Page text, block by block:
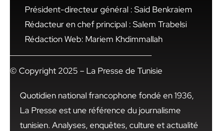
Président-directeur général : Said Benkraiem
Rédacteur en chef principal : Salem Trabelsi
Rédaction Web: Mariem Khdimmallah
© Copyright 2025 – La Presse de Tunisie
Quotidien national francophone fondé en 1936,
La Presse est une référence du journalisme
tunisien. Analyses, enquêtes, culture et actualité